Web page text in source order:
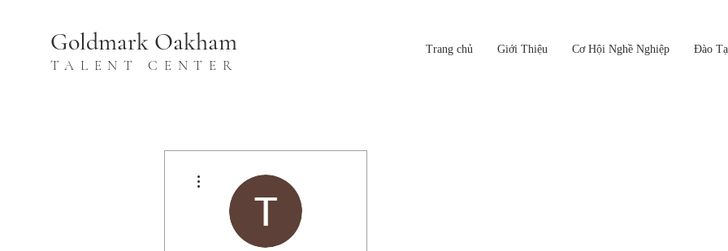
Goldmark Oakham
TALENT CENTER
Trang chủ Giới Thiệu Cơ Hội Nghề Nghiệp Đào